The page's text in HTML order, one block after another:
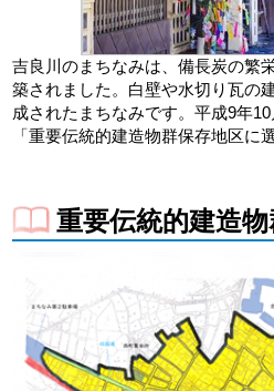
吉良川のまちなみは、備長炭の繁
築されました。白壁や水切り瓦の
成されたまちなみです。平成9年
「重要伝統的建造物群保存地区に
重要伝統的建造